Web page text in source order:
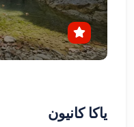
ياكا كانيون